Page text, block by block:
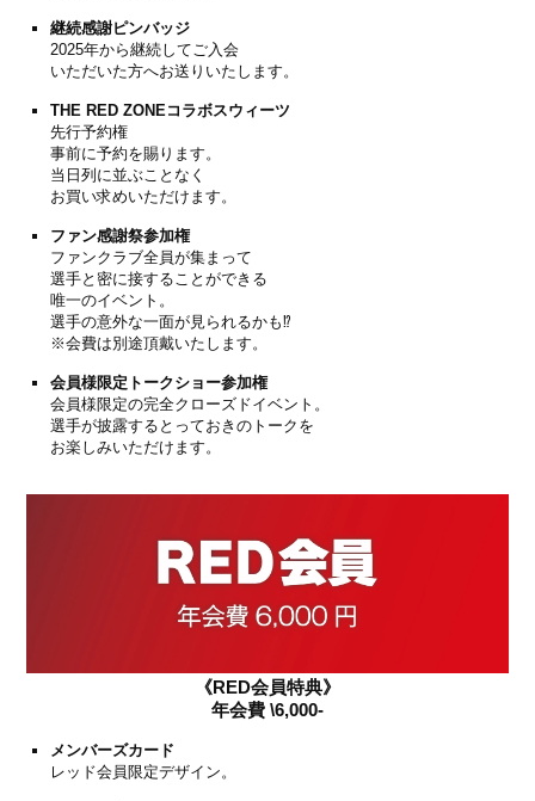
継続感謝ピンバッジ
2025年から継続してご入会
いただいた方へお送りいたします。
THE RED ZONEコラボスウィーツ
先行予約権
事前に予約を賜ります。
当日列に並ぶことなく
お買い求めいただけます。
ファン感謝祭参加権
ファンクラブ全員が集まって
選手と密に接することができる
唯一のイベント。
選手の意外な一面が見られるかも⁉
※会費は別途頂戴いたします。
会員様限定トークショー参加権
会員様限定の完全クローズドイベント。
選手が披露するとっておきのトークを
お楽しみいただけます。
《RED会員特典》
年会費 \6,000-
メンバーズカード
レッド会員限定デザイン。